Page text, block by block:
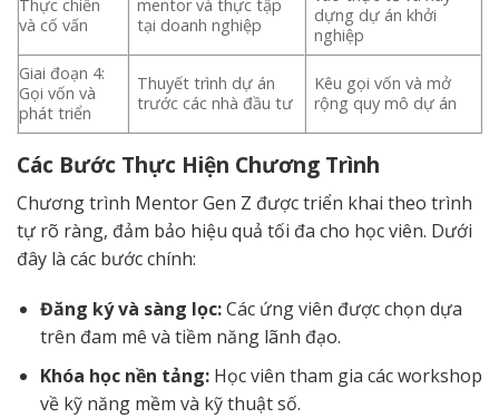
Thực chiến
và cố vấn
mentor và thực tập
tại doanh nghiệp
dựng dự án khởi
nghiệp
Giai đoạn 4:
Gọi vốn và
phát triển
Thuyết trình dự án
trước các nhà đầu tư
Kêu gọi vốn và mở
rộng quy mô dự án
Các Bước Thực Hiện Chương Trình
Chương trình Mentor Gen Z được triển khai theo trình
tự rõ ràng, đảm bảo hiệu quả tối đa cho học viên. Dưới
đây là các bước chính:
Đăng ký và sàng lọc:Các ứng viên được chọn dựa
trên đam mê và tiềm năng lãnh đạo.
Khóa học nền tảng:Học viên tham gia các workshop
về kỹ năng mềm và kỹ thuật số.